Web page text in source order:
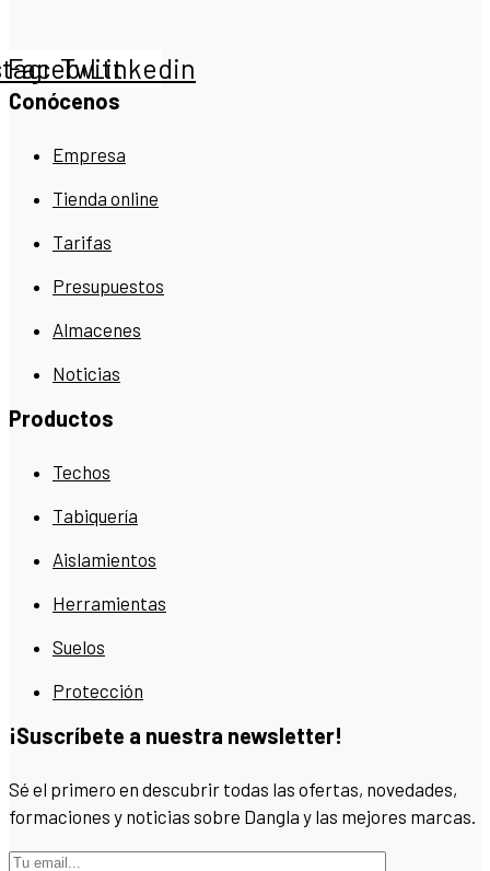
Facebook
Twitter
Linkedin
Conócenos
Empresa
Tienda online
Tarifas
Presupuestos
Almacenes
Noticias
Productos
Techos
Tabiquería
Aislamientos
Herramientas
Suelos
Protección
¡Suscríbete a nuestra newsletter!
Sé el primero en descubrir todas las ofertas, novedades,
formaciones y noticias sobre Dangla y las mejores marcas.